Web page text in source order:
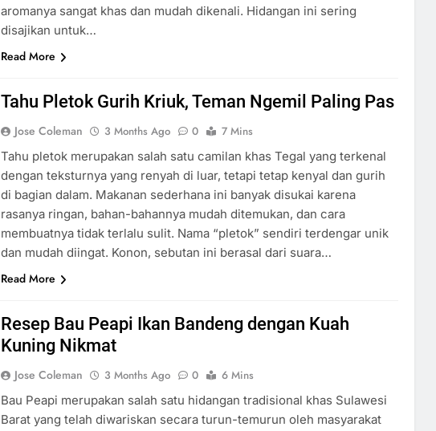
aromanya sangat khas dan mudah dikenali. Hidangan ini sering
disajikan untuk…
Read More
Tahu Pletok Gurih Kriuk, Teman Ngemil Paling Pas
Jose Coleman 3 Months Ago 0
7 Mins
Tahu pletok merupakan salah satu camilan khas Tegal yang terkenal
dengan teksturnya yang renyah di luar, tetapi tetap kenyal dan gurih
di bagian dalam. Makanan sederhana ini banyak disukai karena
rasanya ringan, bahan-bahannya mudah ditemukan, dan cara
membuatnya tidak terlalu sulit. Nama “pletok” sendiri terdengar unik
dan mudah diingat. Konon, sebutan ini berasal dari suara…
Read More
Resep Bau Peapi Ikan Bandeng dengan Kuah
Kuning Nikmat
Jose Coleman 3 Months Ago 0
6 Mins
Bau Peapi merupakan salah satu hidangan tradisional khas Sulawesi
Barat yang telah diwariskan secara turun-temurun oleh masyarakat